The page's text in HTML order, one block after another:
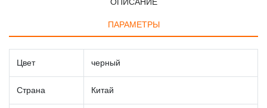
ПАРАМЕТРЫ
Цвет черный
Страна Китай